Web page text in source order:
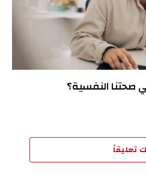
صحتنا النفسية؟
تعليقاً